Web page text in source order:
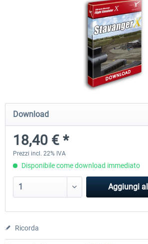
Mega Airport Frankfurt V2.0
30,71 € *
Download
18,40 € *
Prezzi incl. 22% IVA
Disponibile come download immediato
Aggiungi
Ricorda